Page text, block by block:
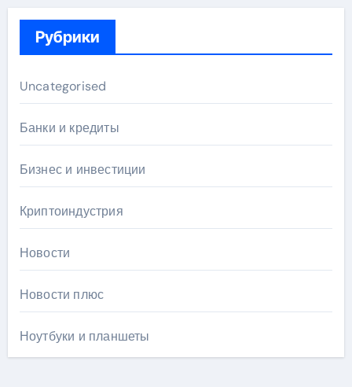
Рубрики
Uncategorised
Банки и кредиты
Бизнес и инвестиции
Криптоиндустрия
Новости
Новости плюс
Ноутбуки и планшеты